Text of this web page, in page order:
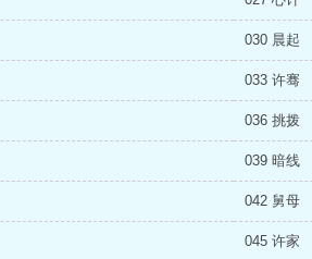
030 晨起
033 许骞
036 挑拨
039 暗线
042 舅母
045 许家